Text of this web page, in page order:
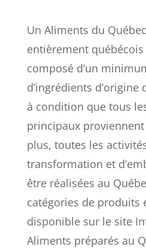
Un Aliments du
entièrement
composé d’un
d’ingrédients d’origine
à condition que tous
principaux
plus, toutes les
transformation et
être réalisées au
catégories de produits
disponible sur le site
Aliments préparés au